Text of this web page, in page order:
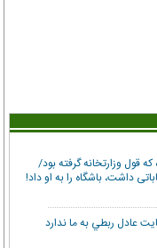
قول وزارتخانه گرفته بود/
داشت، باشگاه را به او داد!
عادل ربطي به ما ندارد